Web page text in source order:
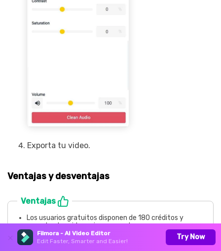
Filmora - AI Video Editor
Edit Faster, Smarter and Easier!
Try Now
Exporta tu video.
Ventajas y desventajas
Ventajas
Los usuarios gratuitos disponen de 180 créditos y
exportan los videos sin marcas de agua.
Puedes elegir la calidad del video y los formatos al
exportar los videos.